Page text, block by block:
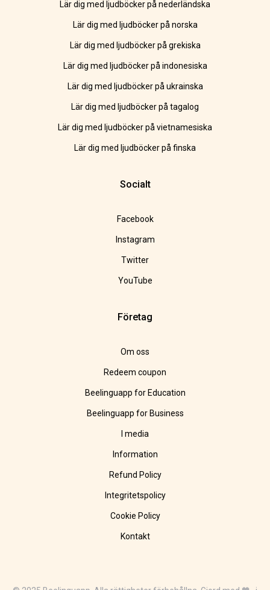
Lär dig med ljudböcker på nederländska
Lär dig med ljudböcker på norska
Lär dig med ljudböcker på grekiska
Lär dig med ljudböcker på indonesiska
Lär dig med ljudböcker på ukrainska
Lär dig med ljudböcker på tagalog
Lär dig med ljudböcker på vietnamesiska
Lär dig med ljudböcker på finska
Socialt
Facebook
Instagram
Twitter
YouTube
Företag
Om oss
Redeem coupon
Beelinguapp for Education
Beelinguapp for Business
I media
Information
Refund Policy
Integritetspolicy
Cookie Policy
Kontakt